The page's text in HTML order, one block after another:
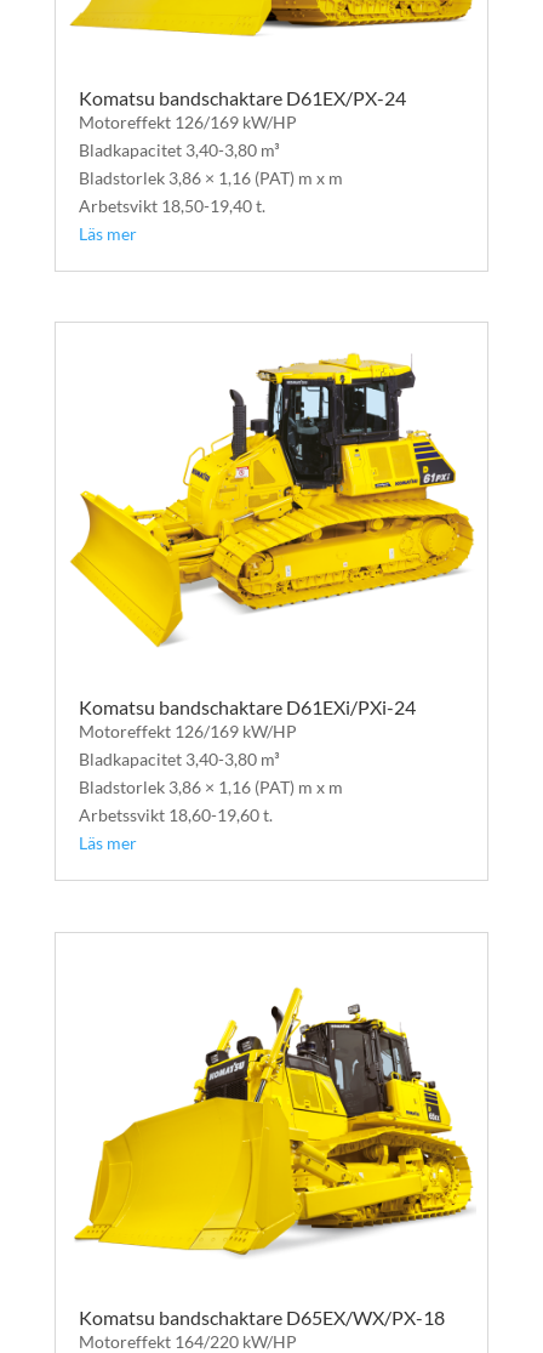
Komatsu bandschaktare D61EX/PX-24
Motoreffekt 126/169 kW/HP
Bladkapacitet 3,40-3,80 m³
Bladstorlek 3,86 × 1,16 (PAT) m x m
Arbetsvikt 18,50-19,40 t.
Läs mer
Komatsu bandschaktare D61EXi/PXi-24
Motoreffekt 126/169 kW/HP
Bladkapacitet 3,40-3,80 m³
Bladstorlek 3,86 × 1,16 (PAT) m x m
Arbetssvikt 18,60-19,60 t.
Läs mer
Komatsu bandschaktare D65EX/WX/PX-18
Motoreffekt 164/220 kW/HP